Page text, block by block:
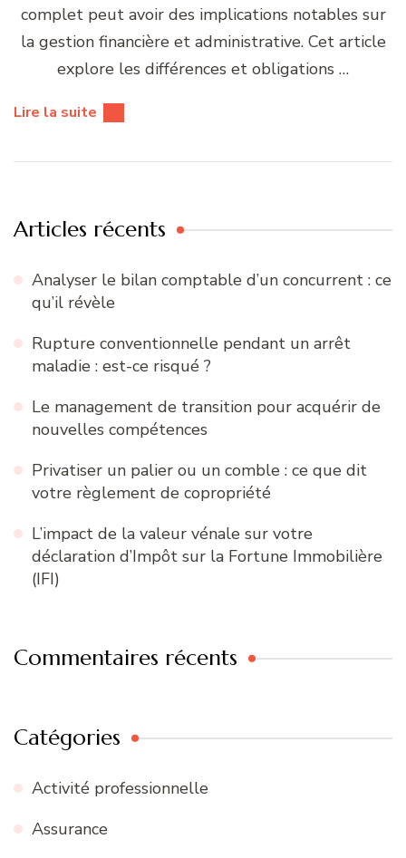
complet peut avoir des implications notables sur
la gestion financière et administrative. Cet article
explore les différences et obligations …
Lire la suite
Articles récents
Analyser le bilan comptable d’un concurrent : ce
qu’il révèle
Rupture conventionnelle pendant un arrêt
maladie : est-ce risqué ?
Le management de transition pour acquérir de
nouvelles compétences
Privatiser un palier ou un comble : ce que dit
votre règlement de copropriété
L’impact de la valeur vénale sur votre
déclaration d’Impôt sur la Fortune Immobilière
(IFI)
Commentaires récents
Catégories
Activité professionnelle
Assurance